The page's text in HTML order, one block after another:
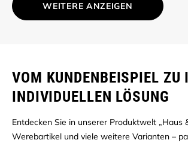
WEITERE ANZEIGEN
VOM KUNDENBEISPIEL ZU
INDIVIDUELLEN LÖSUNG
Entdecken Sie in unserer Produktwelt „Haus
Werebartikel und viele weitere Varianten –